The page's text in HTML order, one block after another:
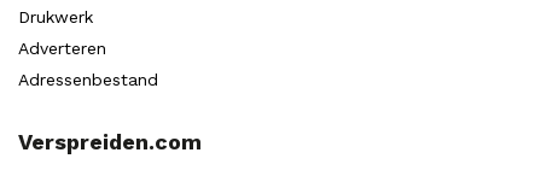
Drukwerk
Adverteren
Adressenbestand
Verspreiden.com